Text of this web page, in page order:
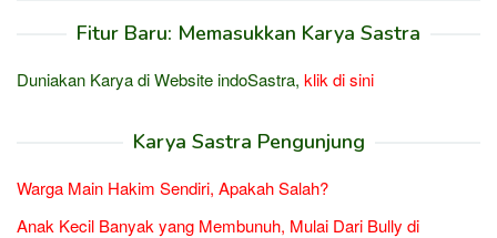
Fitur Baru: Memasukkan Karya Sastra
Duniakan Karya di Website indoSastra, klik di sini
Karya Sastra Pengunjung
Warga Main Hakim Sendiri, Apakah Salah?
Anak Kecil Banyak yang Membunuh, Mulai Dari Bully di